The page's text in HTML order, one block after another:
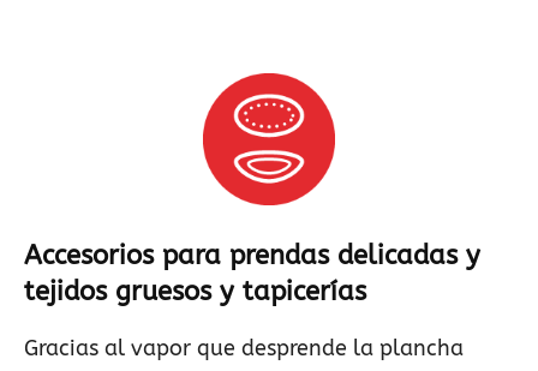
Accesorios para prendas delicadas y
tejidos gruesos y tapicerías
Gracias al vapor que desprende la plancha